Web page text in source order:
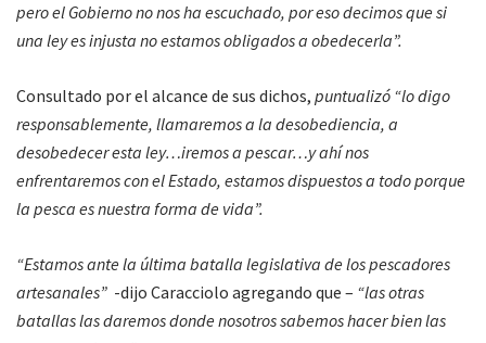
pero el Gobierno no nos ha escuchado, por eso decimos que si
una ley es injusta no estamos obligados a obedecerla”.
Consultado por el alcance de sus dichos, puntualizó “lo digo
responsablemente, llamaremos a la desobediencia, a
desobedecer esta ley…iremos a pescar…y ahí nos
enfrentaremos con el Estado, estamos dispuestos a todo porque
la pesca es nuestra forma de vida”.
“Estamos ante la última batalla legislativa de los pescadores
artesanales” -dijo Caracciolo agregando que – “las otras
batallas las daremos donde nosotros sabemos hacer bien las